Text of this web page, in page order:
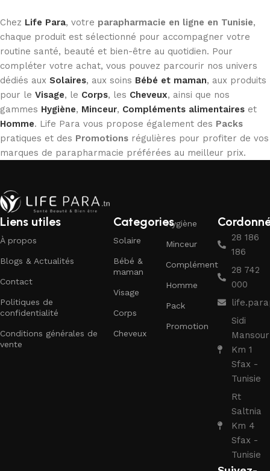
Chez Life Para, votre parapharmacie en ligne en Tunisie,
chaque produit est sélectionné pour accompagner votre
routine santé, beauté et bien-être au quotidien. Pour
compléter votre achat, vous pouvez parcourir nos univers
dédiés aux Solaires, aux soins Bébé et maman, aux produits
pour le Visage, le Corps, les Cheveux, ainsi que nos
gammes Hygiène, Minceur, Compléments alimentaires et
Homme. Life Para vous propose également des Packs
pratiques et des Promotions régulières pour profiter de vos
marques de parapharmacie préférées au meilleur prix.
Liens utiles
À propos
Blogs & Actualités
Contact
Politiques de
confidentialité
Conditions générales de
vente
Categories
Solaire
Bébé &
maman
Visage
Corps
Cheveux
Hygiène
Minceur
Complément
Homme
Pack
Promotion
28 186
186
28 742
000
Sidi
Mansour
Km 1
Sfax -
Tunisie
Rt
Saltnia
Km 4
Sfax -
Tunisie